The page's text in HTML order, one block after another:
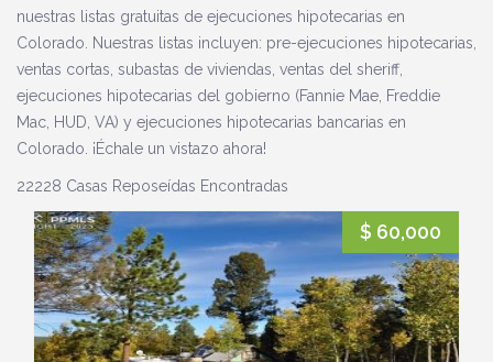
nuestras listas gratuitas de ejecuciones hipotecarias en
Colorado. Nuestras listas incluyen: pre-ejecuciones hipotecarias,
ventas cortas, subastas de viviendas, ventas del sheriff,
ejecuciones hipotecarias del gobierno (Fannie Mae, Freddie
Mac, HUD, VA) y ejecuciones hipotecarias bancarias en
Colorado. ¡Échale un vistazo ahora!
22228 Casas Reposeídas Encontradas
$ 60,000